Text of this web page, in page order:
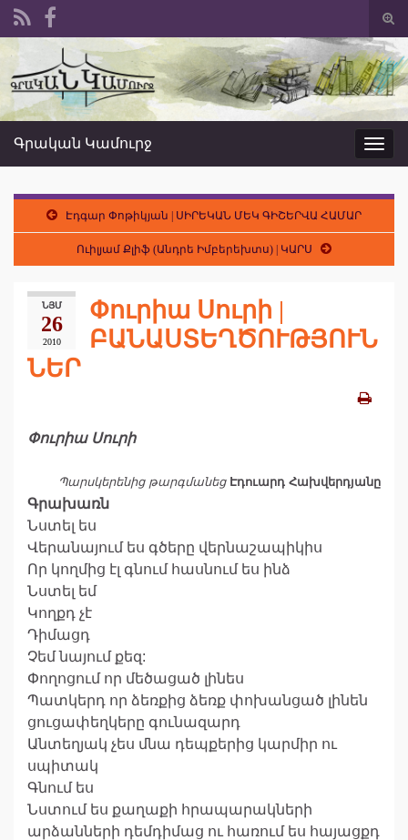
form
Search for:
Գրական Կամուրջ
Էդգար Փոթիկյան | ՍԻՐԵԿԱՆ ՄԵԿ ԳԻՇԵՐՎԱ ՀԱՄԱՐ
Ուիլյամ Քլիֆ (Անդրե Իմբերեխտս) | ԿԱՐՍ
ՆՅՄ
26
2010
Փուրիա Սուրի |
ԲԱՆԱՍՏԵՂԾՈՒԹՅՈՒՆ
ՆԵՐ
Փուրիա Սուրի
Պարսկերենից թարգմանեց Էդուարդ Հախվերդյանը
Գրախառն
Նստել ես
Վերանայում ես գծերը վերնաշապիկիս
Որ կողմից էլ գնում հասնում ես ինձ
Նստել եմ
Կողքդ չէ
Դիմացդ
Չեմ նայում քեզ:
Փողոցում որ մեծացած լինես
Պատկերդ որ ձեռքից ձեռք փոխանցած լինեն
ցուցափեղկերը գունազարդ
Անտեղյակ չես մնա դեպքերից կարմիր ու
սպիտակ
Գնում ես
Նստում ես քաղաքի հրապարակների
արձանների դեմդիմաց ու հառում ես հայացքդ